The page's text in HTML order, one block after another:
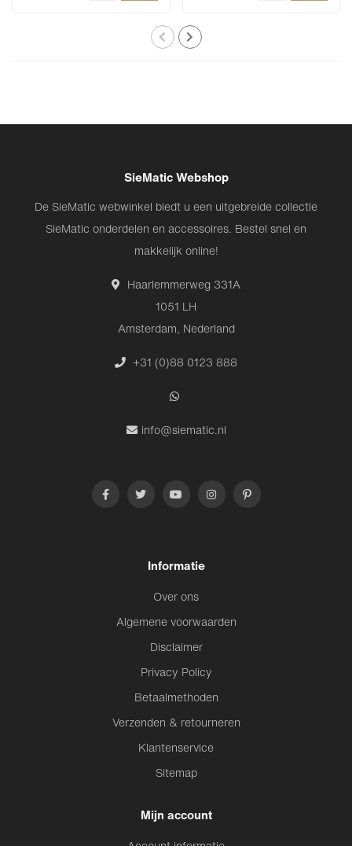
SieMatic Webshop
De SieMatic webwinkel biedt u een uitgebreide collectie
SieMatic onderdelen en accessoires. Bestel snel en
makkelijk online!
Haarlemmerweg 331A
1051 LH
Amsterdam, Nederland
+31 (0)88 0123 888
info@siematic.nl
Informatie
Over ons
Algemene voorwaarden
Disclaimer
Privacy Policy
Betaalmethoden
Verzenden & retourneren
Klantenservice
Sitemap
Mijn account